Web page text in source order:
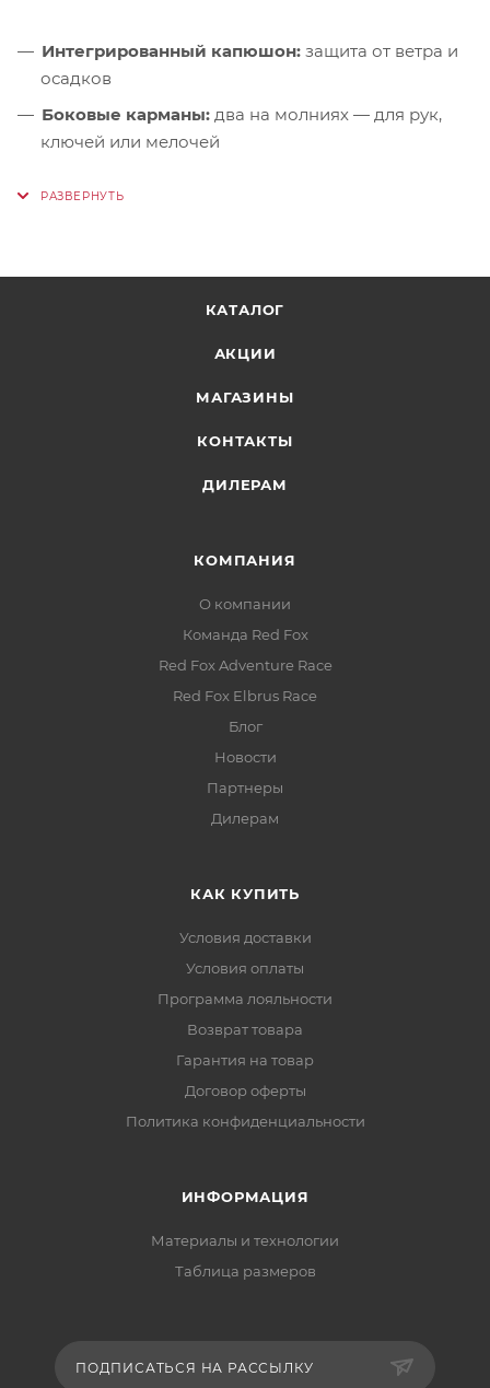
Интегрированный капюшон: защита от ветра и
осадков
Боковые карманы: два на молниях — для рук,
ключей или мелочей
документов и гаджетов
Светоотражающие элементы:
КАТАЛОГ
АКЦИИ
МАГАЗИНЫ
КОНТАКТЫ
ДИЛЕРАМ
КОМПАНИЯ
О компании
Команда Red Fox
Red Fox Adventure Race
Red Fox Elbrus Race
Блог
Новости
Партнеры
Дилерам
КАК КУПИТЬ
Условия доставки
Условия оплаты
Программа лояльности
Возврат товара
Гарантия на товар
Договор оферты
Политика конфиденциальности
ИНФОРМАЦИЯ
Материалы и технологии
Таблица размеров
ПОДПИСАТЬСЯ НА РАССЫЛКУ